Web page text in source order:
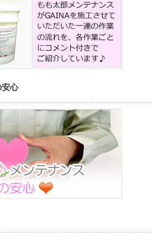
安心